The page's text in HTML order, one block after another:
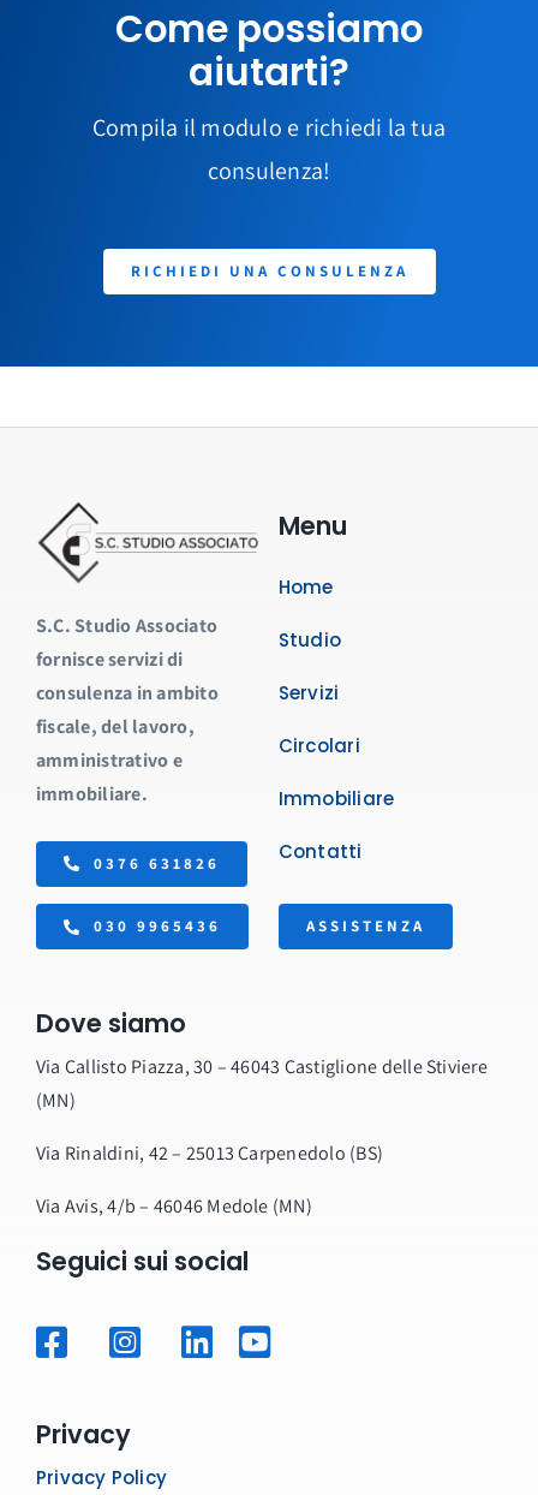
Come possiamo
aiutarti?
Compila il modulo e richiedi la tua
consulenza!
RICHIEDI UNA CONSULENZA
S.C. Studio Associato
fornisce servizi di
consulenza in ambito
fiscale, del lavoro,
amministrativo e
immobiliare.
0376 631826
030 9965436
Menu
Home
Studio
Servizi
Circolari
Immobiliare
Contatti
ASSISTENZA
Dove siamo
Via Callisto Piazza, 30 – 46043 Castiglione delle Stiviere
(MN)
Via Rinaldini, 42 – 25013 Carpenedolo (BS)
Via Avis, 4/b – 46046 Medole (MN)
Seguici sui social
Privacy
Privacy Policy